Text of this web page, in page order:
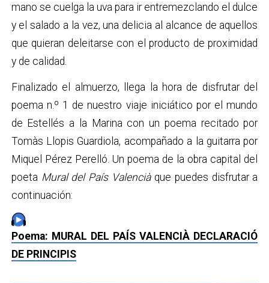
mano se cuelga la uva para ir entremezclando el dulce
y el salado a la vez, una delicia al alcance de aquellos
que quieran deleitarse con el producto de proximidad
y de calidad.
Finalizado el almuerzo, llega la hora de disfrutar del
poema n.º 1 de nuestro viaje iniciático por el mundo
de Estellés a la Marina con un poema recitado por
Tomàs Llopis Guardiola, acompañado a la guitarra por
Miquel Pérez Perelló. Un poema de la obra capital del
poeta Mural del País Valenciàque puedes disfrutar a
continuación:
Poema: MURAL DEL PAÍS VALENCIÀ DECLARACIÓ
DE PRINCIPIS